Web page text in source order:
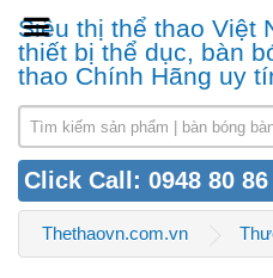
Siêu thị thể thao Việt
thiết bị thể dục, bàn
thao Chính Hãng uy
Click Call: 0948 80 86
Thethaovn.com.vn